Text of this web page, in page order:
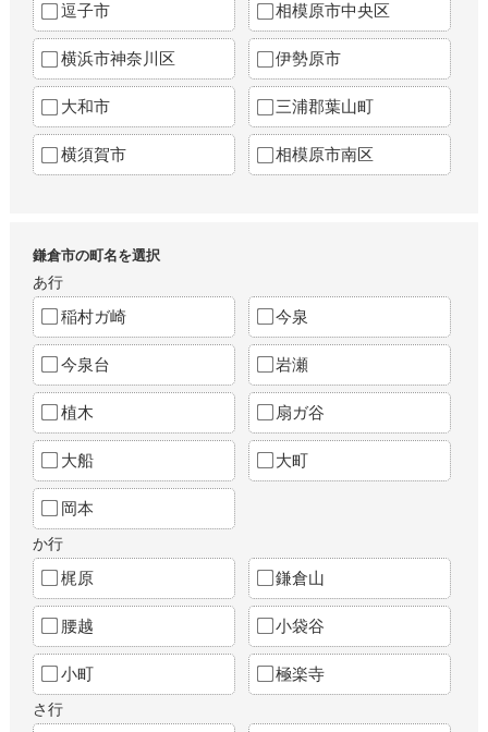
逗子市 相模原市中央区
横浜市神奈川区 伊勢原市
大和市 三浦郡葉山町
横須賀市 相模原市南区
鎌倉市の町名を選択
あ行
稲村ガ崎 今泉
今泉台 岩瀬
植木 扇ガ谷
大船 大町
岡本
か行
梶原 鎌倉山
腰越 小袋谷
小町 極楽寺
さ行